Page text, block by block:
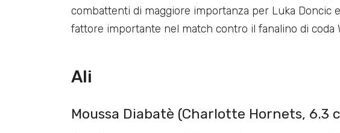
combattenti di maggiore importanza per Luka Doncic
fattore importante nel match contro il fanalino di coda
Ali
Moussa Diabatè (Charlotte Hornets, 6.3